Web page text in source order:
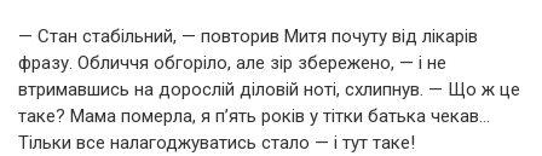
— Стан стабільний, — повторив Митя почуту від лікарів
фразу. Обличчя обгоріло, але зір збережено, — і не
втримавшись на дорослій діловій ноті, схлипнув. — Що ж це
таке? Мама померла, я п’ять років у тітки батька чекав…
Тільки все налагоджуватись стало — і тут таке!